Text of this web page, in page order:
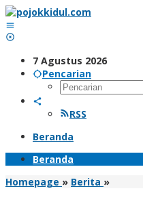
Lewati
ke
konten
7 Agustus 2026
Pencarian
RSS
Beranda
Beranda
Homepage » Berita »Resmob